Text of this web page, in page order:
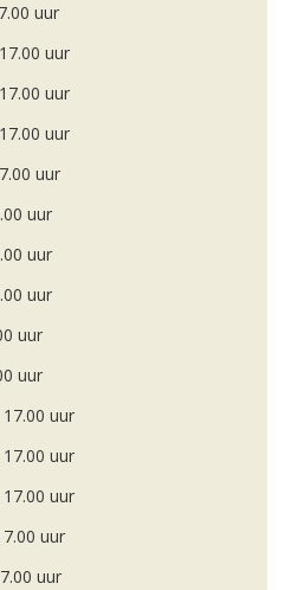
uur
uur
uur
uur
uur
uur
uur
uur
uur
uur
uur
uur
uur
uur
uur